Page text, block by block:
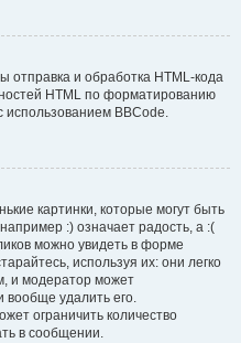
и обработка HTML-кода
HTML по форматированию
BBCode.
картинки, которые могут быть
:) означает радость, а :(
можно увидеть в форме
используя их: они легко
и модератор может
вообще удалить его.
ограничить количество
в сообщении.